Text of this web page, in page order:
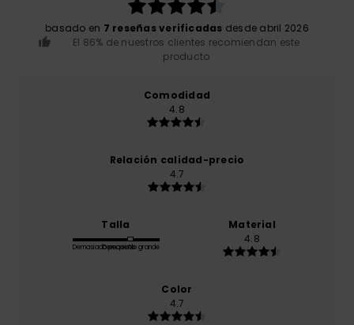
basado en 7 reseñas verificadas desde abril 2026
El 86% de nuestros clientes recomiendan este
producto
Comodidad
4.8
Relación calidad-precio
4.7
Talla
Demasiado pequeño
Demasiado grande
Material
4.8
Color
4.7